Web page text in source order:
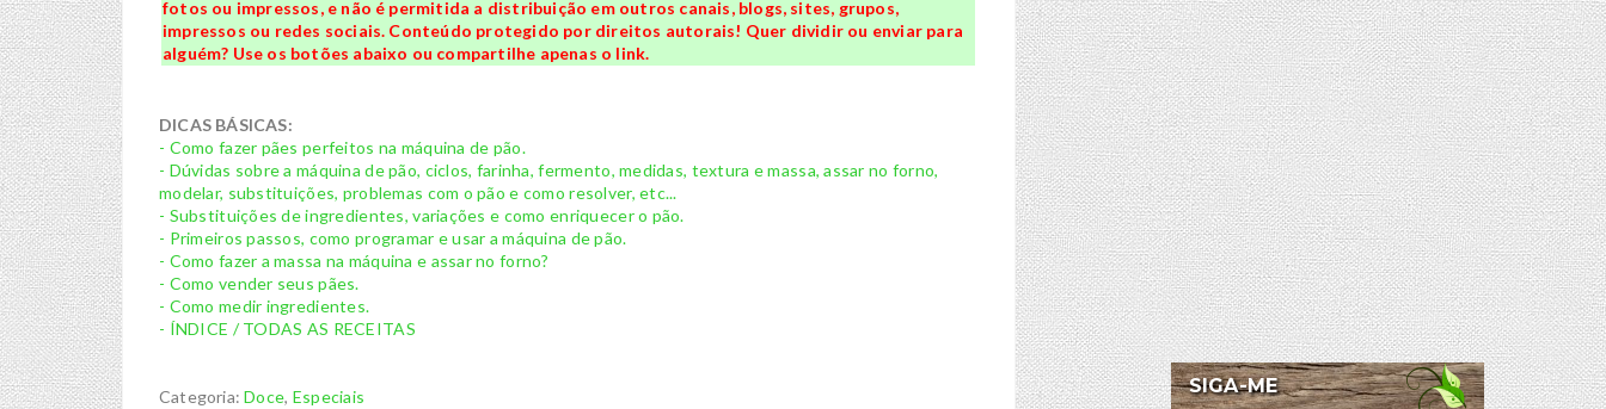
fotos ou impressos, e não é permitida a distribuição em outros canais, blogs, sites, grupos,
impressos ou redes sociais. Conteúdo protegido por direitos autorais! Quer dividir ou enviar para
alguém? Use os botões abaixo ou compartilhe apenas o link.
DICAS BÁSICAS:
- Como fazer pães perfeitos na máquina de pão.
- Dúvidas sobre a máquina de pão, ciclos, farinha, fermento, medidas, textura e massa, assar no forno,
modelar, substituições, problemas com o pão e como resolver, etc...
- Substituições de ingredientes, variações e como enriquecer o pão.
- Primeiros passos, como programar e usar a máquina de pão.
- Como fazer a massa na máquina e assar no forno?
- Como vender seus pães.
- Como medir ingredientes.
- ÍNDICE / TODAS AS RECEITAS
Categoria:Doce, Especiais SIGA-ME